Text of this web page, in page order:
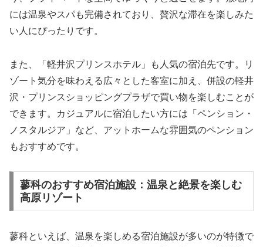
には温泉やスパも完備されており、贅沢な滞在を楽しみた
い人にぴったりです。
また、「軽井沢プリンスホテル」も人気の宿泊先です。リ
ゾート気分を味わえる広々とした客室に加え、併設の軽井
沢・プリンスショッピングプラザで買い物を楽しむことが
できます。カジュアルに宿泊したい方には「ペンション・
ノスタルジア」など、アットホームな雰囲気のペンション
もおすすめです。
蓼科のおすすめ宿泊施設：温泉と絶景を楽しむ
高原リゾート
蓼科といえば、温泉を楽しめる宿泊施設が多いのが特徴で